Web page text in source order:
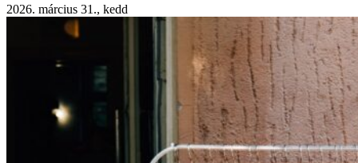
2026. március 31., kedd